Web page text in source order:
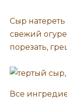
Сыр
свежий
порезать,
Все